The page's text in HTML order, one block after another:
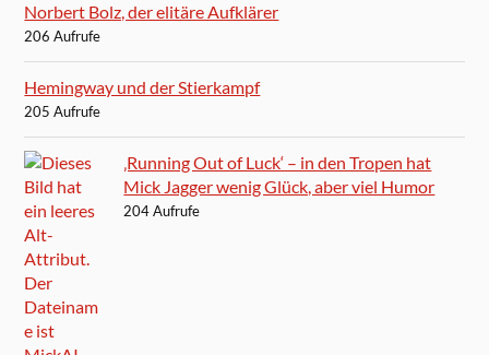
Norbert Bolz, der elitäre Aufklärer
206 Aufrufe
Hemingway und der Stierkampf
205 Aufrufe
‚Running Out of Luck‘ – in den Tropen hat
Mick Jagger wenig Glück, aber viel Humor
204 Aufrufe